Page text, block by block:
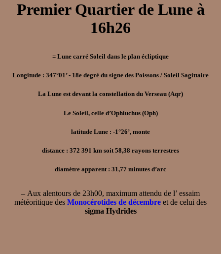
Premier Quartier de Lune à
16h26
= Lune carré Soleil dans le plan écliptique
Longitude : 347°01’ - 18e degré du signe des Poissons / Soleil Sagittaire
La Lune est devant la constellation du Verseau (Aqr)
Le Soleil, celle d’Ophiuchus (Oph)
latitude Lune : -1°26’, monte
distance : 372 391 km soit 58,38 rayons terrestres
diamètre apparent : 31,77 minutes d’arc
– Aux alentours de 23h00, maximum attendu de l’ essaim
météoritique des Monocérotides de décembre et de celui des
sigma Hydrides